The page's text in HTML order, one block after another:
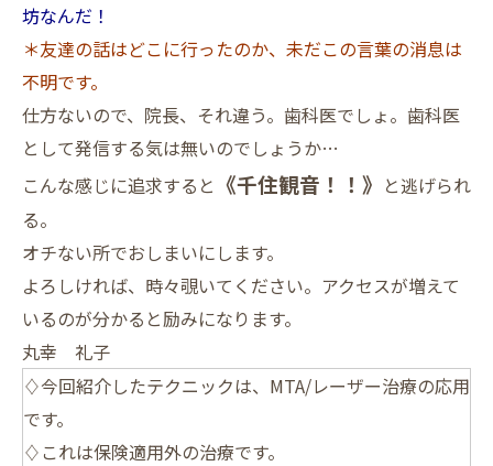
坊なんだ！
＊友達の話はどこに行ったのか、未だこの言葉の消息は
不明です。
仕方ないので、院長、それ違う。歯科医でしょ。歯科医
として発信する気は無いのでしょうか…
こんな感じに追求すると 《千住観音！！》 と逃げられ
る。
オチない所でおしまいにします。
よろしければ、時々覗いてください。アクセスが増えて
いるのが分かると励みになります。
丸幸 礼子
♢今回紹介したテクニックは、MTA/レーザー治療の応用
です。
♢これは保険適用外の治療です。